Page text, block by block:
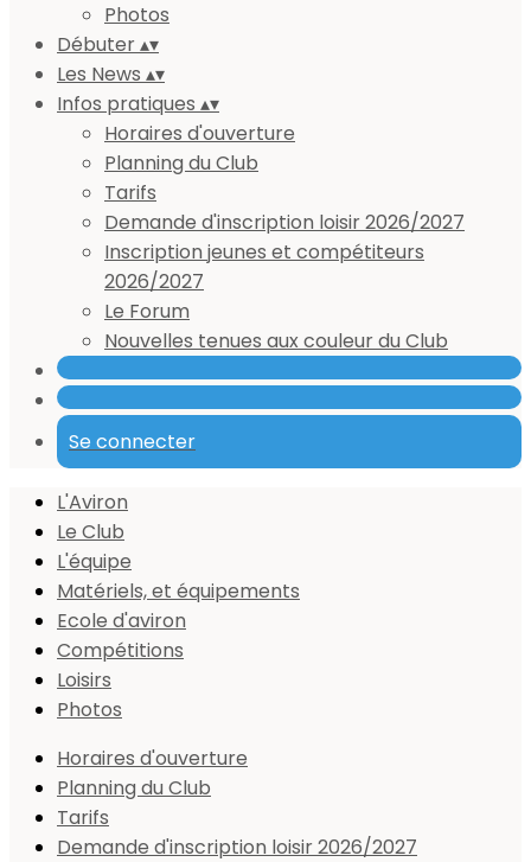
Photos
Débuter▴▾
Les News ▴▾
Infos pratiques ▴▾
Horaires d'ouverture
Planning du Club
Tarifs
Demande d'inscription loisir 2026/2027
Inscription jeunes et compétiteurs
2026/2027
Le Forum
Nouvelles tenues aux couleur du Club
Se connecter
L'Aviron
Le Club
L'équipe
Matériels, et équipements
Ecole d'aviron
Compétitions
Loisirs
Photos
Horaires d'ouverture
Planning du Club
Tarifs
Demande d'inscription loisir 2026/2027